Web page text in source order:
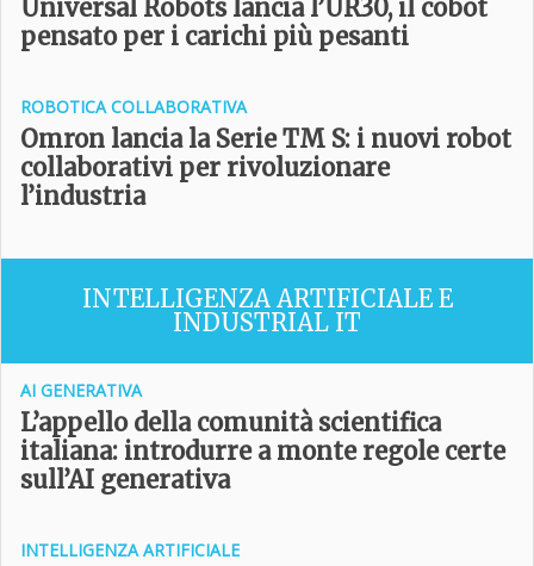
Universal Robots lancia l’UR30, il cobot
pensato per i carichi più pesanti
ROBOTICA COLLABORATIVA
Omron lancia la Serie TM S: i nuovi robot
collaborativi per rivoluzionare
l’industria
INTELLIGENZA ARTIFICIALE E
INDUSTRIAL IT
AI GENERATIVA
L’appello della comunità scientifica
italiana: introdurre a monte regole certe
sull’AI generativa
INTELLIGENZA ARTIFICIALE